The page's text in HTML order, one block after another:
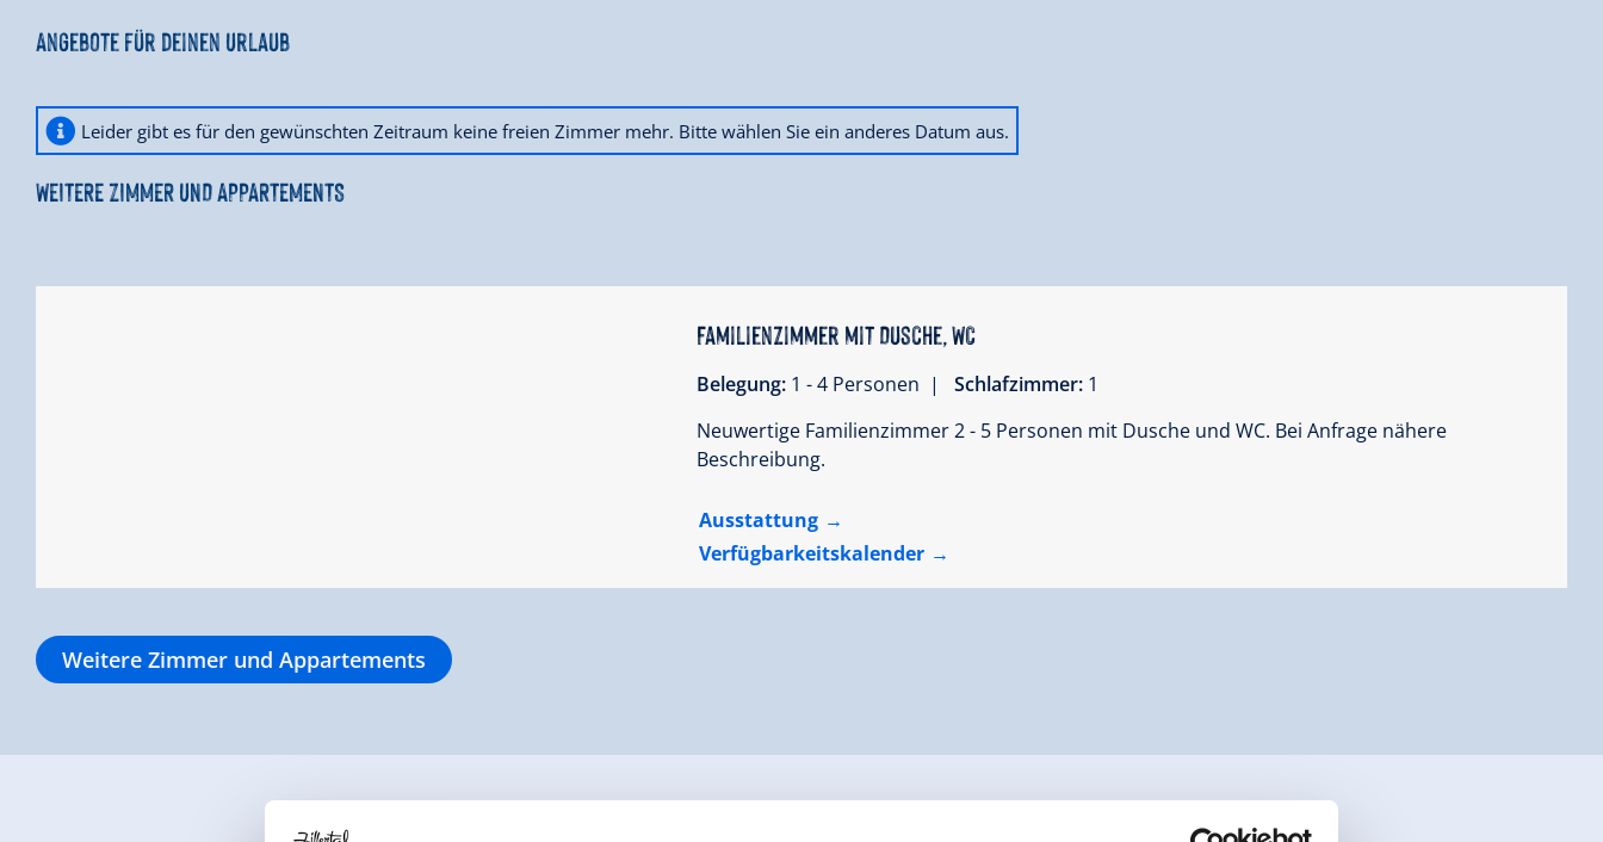
Angebote für deinen Urlaub
Leider gibt es für den gewünschten Zeitraum keine freien Zimmer mehr. Bitte wählen Sie ein anderes Datum aus.
WEITERE ZIMMER UND APPARTEMENTS
Familienzimmer mit Dusche, WC
Belegung: 1 - 4 Personen | Schlafzimmer: 1
Neuwertige Familienzimmer 2 - 5 Personen mit Dusche und WC. Bei Anfrage nähere
Beschreibung.
Ausstattung
Verfügbarkeitskalender
Weitere Zimmer und Appartements